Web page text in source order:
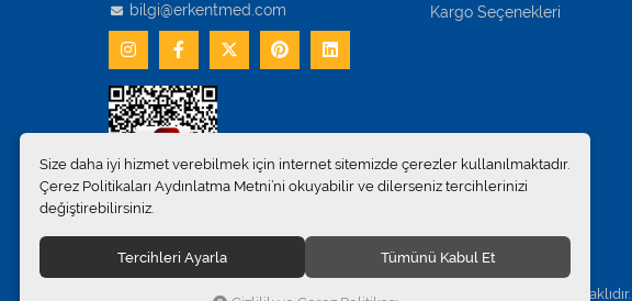
bilgi@erkentmed.com
Kargo Seçenekleri
Erkent Sağlık Ürünleri Pazarlama San.ve Tic. Ltd.Şti. . Tüm hakları saklıdır.
Size daha iyi hizmet verebilmek için internet sitemizde çerezler kullanılmaktadır.
Çerez Politikaları Aydınlatma Metni’ni okuyabilir ve dilerseniz tercihlerinizi
değiştirebilirsiniz.
Tercihleri Ayarla Tümünü Kabul Et